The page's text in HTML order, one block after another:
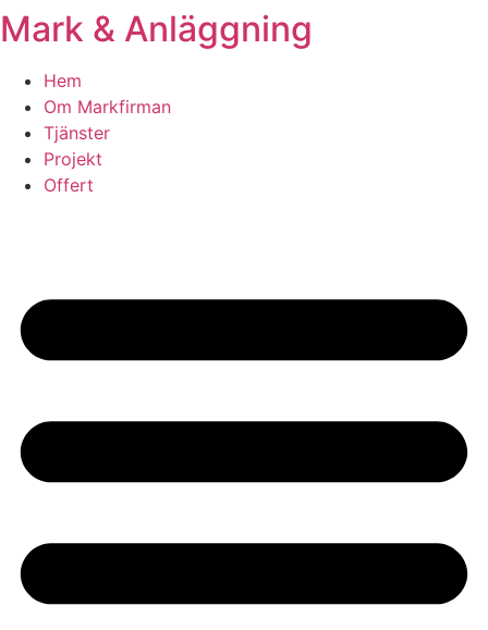
Skip
to
content
Mark & Anläggning
Hem
Om Markfirman
Tjänster
Projekt
Offert